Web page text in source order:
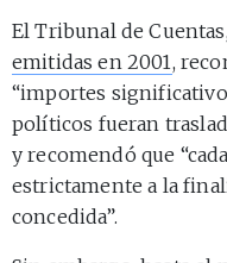
El Tribunal de Cuentas,
emitidas en 2001,
“importes
políticos fueran
y recomendó que
estrictamente a la
concedida”.